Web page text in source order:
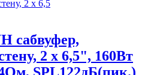
сабвуфер,
2 x 6,5", 160Вт